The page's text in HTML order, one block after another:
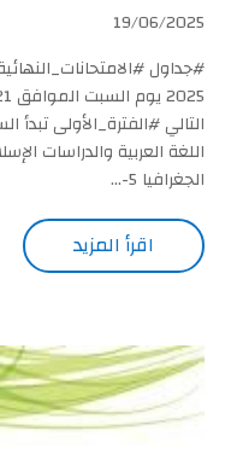
19/06/2025
#جداول
الجغرافيا 5-...
اقرأ المزيد